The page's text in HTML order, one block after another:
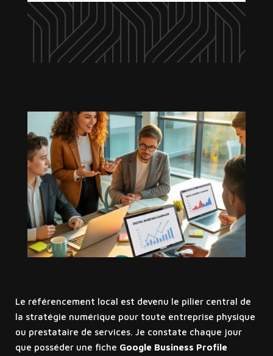
Le référencement local est devenu le pilier central de
la stratégie numérique pour toute entreprise physique
ou prestataire de services. Je constate chaque jour
que posséder une fiche Google Business Profile